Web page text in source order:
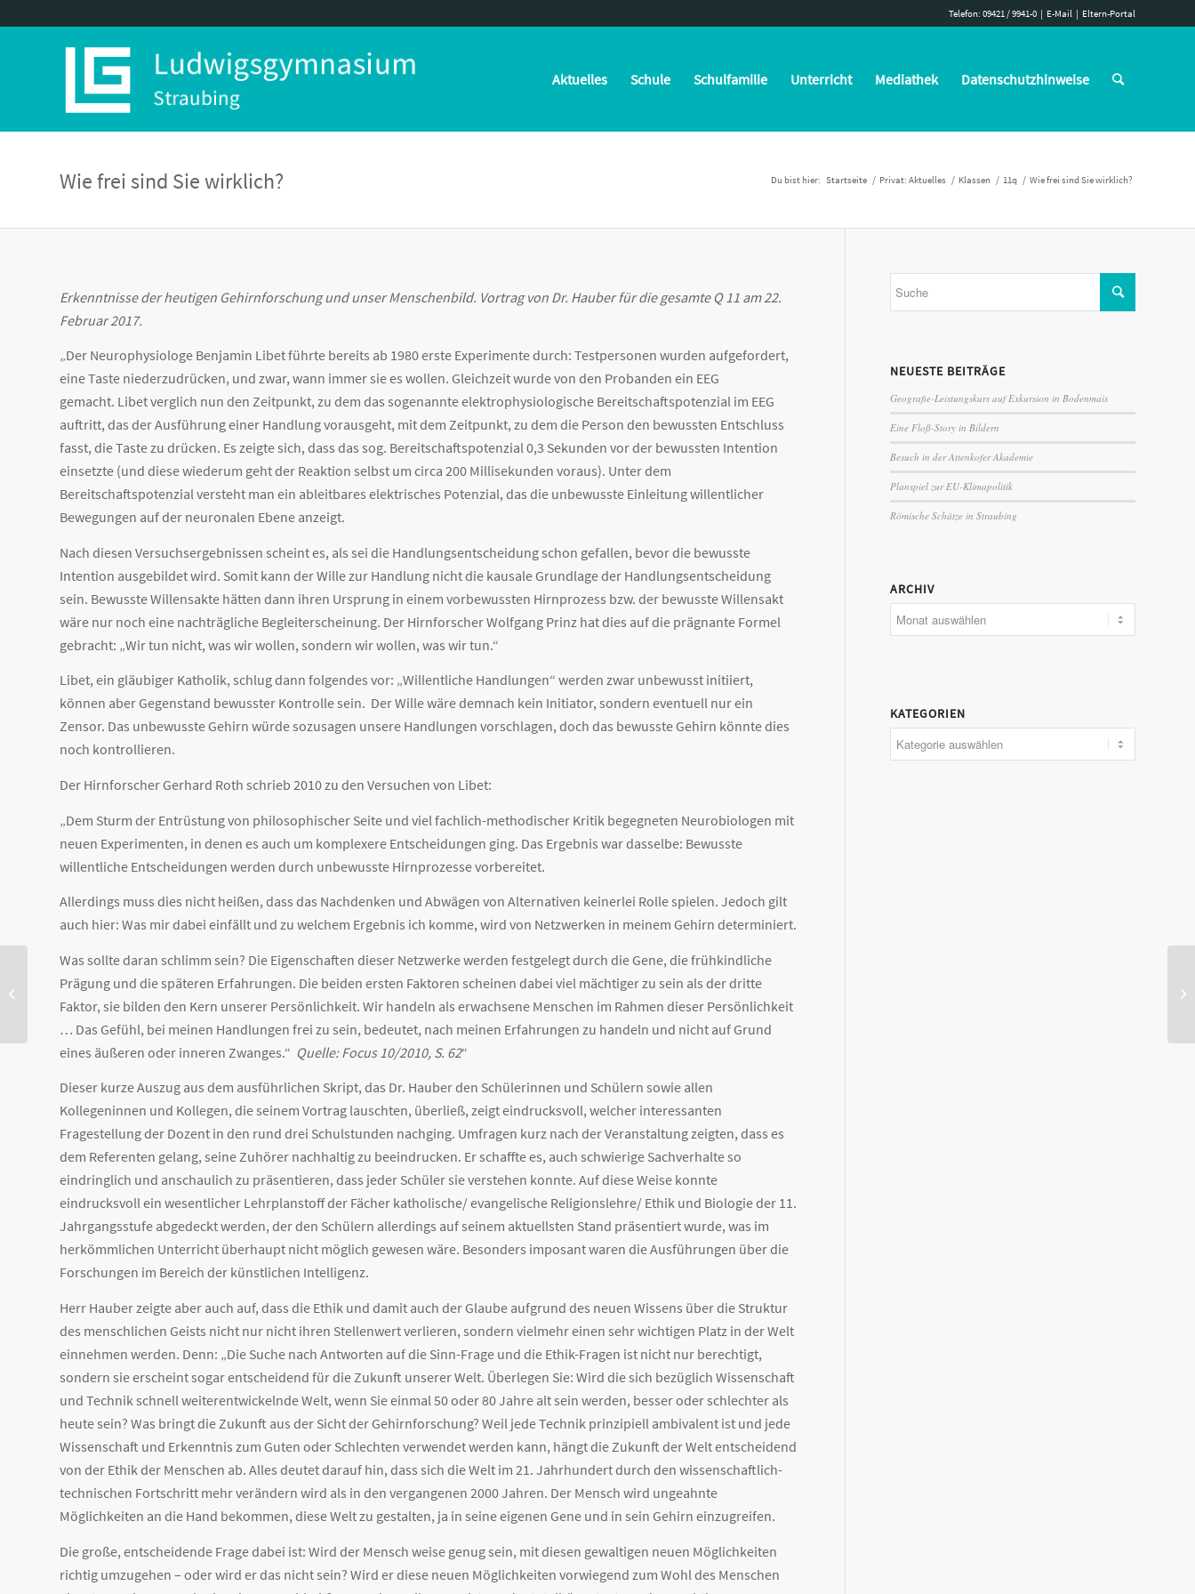
Telefon: 09421 / 9941-0 | E-Mail | Eltern-Portal
Aktuelles Schule Schulfamilie Unterricht Mediathek Datenschutzhinweise
Wie frei sind Sie wirklich? Du bist hier: Startseite / Privat: Aktuelles / Klassen / 11q / Wie frei sind Sie wirklich?
Erkenntnisse der heutigen Gehirnforschung und unser Menschenbild. Vortrag von Dr. Hauber für die gesamte Q 11 am 22.
Februar 2017.
„Der Neurophysiologe Benjamin Libet führte bereits ab 1980 erste Experimente durch: Testpersonen wurden aufgefordert,
eine Taste niederzudrücken, und zwar, wann immer sie es wollen. Gleichzeit wurde von den Probanden ein EEG
gemacht. Libet verglich nun den Zeitpunkt, zu dem das sogenannte elektrophysiologische Bereitschaftspotenzial im EEG
auftritt, das der Ausführung einer Handlung vorausgeht, mit dem Zeitpunkt, zu dem die Person den bewussten Entschluss
fasst, die Taste zu drücken. Es zeigte sich, dass das sog. Bereitschaftspotenzial 0,3 Sekunden vor der bewussten Intention
einsetzte (und diese wiederum geht der Reaktion selbst um circa 200 Millisekunden voraus). Unter dem
Bereitschaftspotenzial versteht man ein ableitbares elektrisches Potenzial, das die unbewusste Einleitung willentlicher
Bewegungen auf der neuronalen Ebene anzeigt.
Nach diesen Versuchsergebnissen scheint es, als sei die Handlungsentscheidung schon gefallen, bevor die bewusste
Intention ausgebildet wird. Somit kann der Wille zur Handlung nicht die kausale Grundlage der Handlungsentscheidung
sein. Bewusste Willensakte hätten dann ihren Ursprung in einem vorbewussten Hirnprozess bzw. der bewusste Willensakt
wäre nur noch eine nachträgliche Begleiterscheinung. Der Hirnforscher Wolfgang Prinz hat dies auf die prägnante Formel
gebracht: „Wir tun nicht, was wir wollen, sondern wir wollen, was wir tun.“
Libet, ein gläubiger Katholik, schlug dann folgendes vor: „Willentliche Handlungen“ werden zwar unbewusst initiiert,
können aber Gegenstand bewusster Kontrolle sein. Der Wille wäre demnach kein Initiator, sondern eventuell nur ein
Zensor. Das unbewusste Gehirn würde sozusagen unsere Handlungen vorschlagen, doch das bewusste Gehirn könnte dies
noch kontrollieren.
Der Hirnforscher Gerhard Roth schrieb 2010 zu den Versuchen von Libet:
„Dem Sturm der Entrüstung von philosophischer Seite und viel fachlich-methodischer Kritik begegneten Neurobiologen mit
neuen Experimenten, in denen es auch um komplexere Entscheidungen ging. Das Ergebnis war dasselbe: Bewusste
willentliche Entscheidungen werden durch unbewusste Hirnprozesse vorbereitet.
Allerdings muss dies nicht heißen, dass das Nachdenken und Abwägen von Alternativen keinerlei Rolle spielen. Jedoch gilt
auch hier: Was mir dabei einfällt und zu welchem Ergebnis ich komme, wird von Netzwerken in meinem Gehirn determiniert.
Was sollte daran schlimm sein? Die Eigenschaften dieser Netzwerke werden festgelegt durch die Gene, die frühkindliche
Prägung und die späteren Erfahrungen. Die beiden ersten Faktoren scheinen dabei viel mächtiger zu sein als der dritte
Faktor, sie bilden den Kern unserer Persönlichkeit. Wir handeln als erwachsene Menschen im Rahmen dieser Persönlichkeit
… Das Gefühl, bei meinen Handlungen frei zu sein, bedeutet, nach meinen Erfahrungen zu handeln und nicht auf Grund
eines äußeren oder inneren Zwanges.“ Quelle: Focus 10/2010, S. 62“
Dieser kurze Auszug aus dem ausführlichen Skript, das Dr. Hauber den Schülerinnen und Schülern sowie allen
Kollegeninnen und Kollegen, die seinem Vortrag lauschten, überließ, zeigt eindrucksvoll, welcher interessanten
Fragestellung der Dozent in den rund drei Schulstunden nachging. Umfragen kurz nach der Veranstaltung zeigten, dass es
dem Referenten gelang, seine Zuhörer nachhaltig zu beeindrucken. Er schaffte es, auch schwierige Sachverhalte so
eindringlich und anschaulich zu präsentieren, dass jeder Schüler sie verstehen konnte. Auf diese Weise konnte
eindrucksvoll ein wesentlicher Lehrplanstoff der Fächer katholische/ evangelische Religionslehre/ Ethik und Biologie der 11.
Jahrgangsstufe abgedeckt werden, der den Schülern allerdings auf seinem aktuellsten Stand präsentiert wurde, was im
herkömmlichen Unterricht überhaupt nicht möglich gewesen wäre. Besonders imposant waren die Ausführungen über die
Forschungen im Bereich der künstlichen Intelligenz.
Herr Hauber zeigte aber auch auf, dass die Ethik und damit auch der Glaube aufgrund des neuen Wissens über die Struktur
des menschlichen Geists nicht nur nicht ihren Stellenwert verlieren, sondern vielmehr einen sehr wichtigen Platz in der Welt
einnehmen werden. Denn: „Die Suche nach Antworten auf die Sinn-Frage und die Ethik-Fragen ist nicht nur berechtigt,
sondern sie erscheint sogar entscheidend für die Zukunft unserer Welt. Überlegen Sie: Wird die sich bezüglich Wissenschaft
und Technik schnell weiterentwickelnde Welt, wenn Sie einmal 50 oder 80 Jahre alt sein werden, besser oder schlechter als
heute sein? Was bringt die Zukunft aus der Sicht der Gehirnforschung? Weil jede Technik prinzipiell ambivalent ist und jede
Wissenschaft und Erkenntnis zum Guten oder Schlechten verwendet werden kann, hängt die Zukunft der Welt entscheidend
von der Ethik der Menschen ab. Alles deutet darauf hin, dass sich die Welt im 21. Jahrhundert durch den wissenschaftlich-
technischen Fortschritt mehr verändern wird als in den vergangenen 2000 Jahren. Der Mensch wird ungeahnte
Möglichkeiten an die Hand bekommen, diese Welt zu gestalten, ja in seine eigenen Gene und in sein Gehirn einzugreifen.
Die große, entscheidende Frage dabei ist: Wird der Mensch weise genug sein, mit diesen gewaltigen neuen Möglichkeiten
richtig umzugehen – oder wird er das nicht sein? Wird er diese neuen Möglichkeiten vorwiegend zum Wohl des Menschen
NEUESTE BEITRÄGE
Geografie-Leistungskurs auf Exkursion in Bodenmais
Eine Floß-Story in Bildern
Besuch in der Attenkofer Akademie
Planspiel zur EU-Klimapolitik
Römische Schätze in Straubing
ARCHIV
KATEGORIEN
Regionalfinale ‚Jugend
debattiert‘ in Regensburg